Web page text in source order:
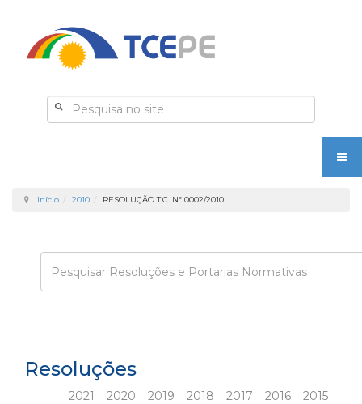
Início 2010 RESOLUÇÃO T.C. Nº 0002/2010
Resoluções
2021 2020 2019 2018 2017 2016
2015